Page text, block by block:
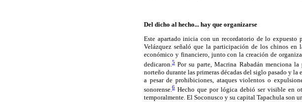
Del dicho al hecho... hay que organizarse
Este apartado inicia con un recordatorio de lo expuesto
Velázquez señaló que la participación de los chinos en
económico y financiero, junto con la creación de
dedicaron. 5 Por su parte, Macrina Rabadán menciona
norteño durante las primeras décadas del siglo pasado y
a pesar de prohibiciones, ataques violentos o
sonorense.6 Hecho que por lógica debió ser visible en
temporalmente. El Soconusco y su capital Tapachula son